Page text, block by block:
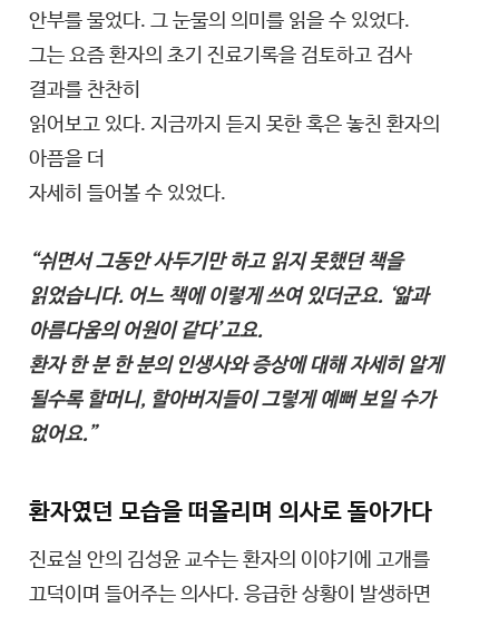
안부를 물었다. 그 눈물의 의미를 읽을 수 있었다.
그는 요즘 환자의 초기 진료기록을 검토하고 검사
결과를 찬찬히
읽어보고 있다. 지금까지 듣지 못한 혹은 놓친 환자의
아픔을 더
자세히 들어볼 수 있었다.
“쉬면서 그동안 사두기만 하고 읽지 못했던 책을
읽었습니다. 어느 책에 이렇게 쓰여 있더군요. ‘앎과
아름다움의 어원이 같다’고요.
환자 한 분 한 분의 인생사와 증상에 대해 자세히 알게
될수록 할머니, 할아버지들이 그렇게 예뻐 보일 수가
없어요.”
환자였던 모습을 떠올리며 의사로 돌아가다
진료실 안의 김성윤 교수는 환자의 이야기에 고개를
끄덕이며 들어주는 의사다. 응급한 상황이 발생하면